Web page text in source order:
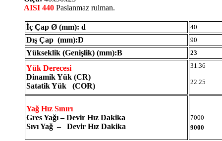
AISI 440 Paslanmaz rulman.
İç Çap Ø (mm): d 40
Dış Çap (mm):D 90
Yükseklik (Genişlik) (mm):B 23
Yük Derecesi
Dinamik Yük (CR)
Satatik Yük (COR)
31.36
22.25
Yağ Hız Sınırı
Gres Yağı – Devir Hız Dakika
Sıvı Yağ – Devir Hız Dakika
7000
9000